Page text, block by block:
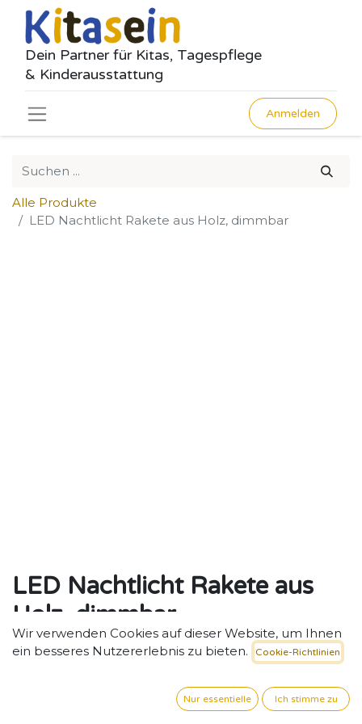
Dein Partner für Kitas, Tagespflege
& Kinderausstattung
Anmelden
Alle Produkte
LED Nachtlicht Rakete aus Holz, dimmbar
LED Nachtlicht Rakete aus
Holz, dimmbar
Licht fürs Träumen & Strukturieren – LED-Nachtlicht
exkl. MwSt. zzgl. Versand
Wir verwenden Cookies auf dieser Website, um Ihnen
ein besseres Nutzererlebnis zu bieten.
Cookie-Richtlinien
Nur essentielle Ich stimme zu